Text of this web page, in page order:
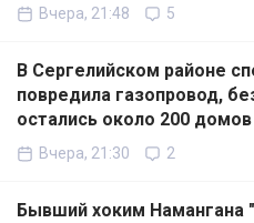
Вчера, 21:48 5
В Сергелийском районе
повредила газопровод,
остались около 200 домов
Вчера, 21:30 2
Бывший хоким Намангана